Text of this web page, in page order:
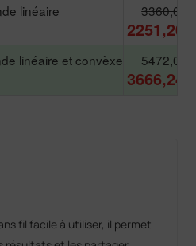
linéaire 3360,00
2251,20
linéaire et convèxe 5472,00
3666,24
fil facile à utiliser, il permet